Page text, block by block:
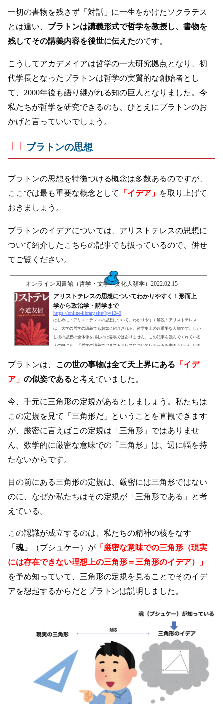
一切の書物を残さず「対話」に一生をかけたソクラテス
とは違い、 プラトンは講義形式で哲学を教授し、書物を
残してその講義内容を後世に伝えたのです。
こうしてアカデメイアは哲学の一大研究拠点となり、初
代学長となったプラトンは哲学の実質的な創始者とし
て、2000年後も語り継がれる知の巨人となりました。今
私たちが哲学を研究できるのも、ひとえにプラトンのお
かげと言っていいでしょう。
プラトンの思想
プラトンの思想を特徴づける概念は多数あるのですが、
ここでは最も重要な概念として
「イデア」 を取り上げて
おきましょう。
プラトンのイデアについては、アリストテレスの思想に
ついて紹介したこちらの記事でも扱っているので、併せ
てご覧ください。
オンライン図書館（哲学・文学・文化人類学）2022.02.15
アリストテレスの思想についてわかりやすく！形而上
学から政治学・詩学まで
https://online-library.site/?p=1249
はじめに：アリストテレスの思想について、わかりやすく解説！アリストテレス
は、大学の哲学の講義でも頻繁に紹介される、哲学史上の超重要な人物です。しか
し彼の思想の全体像を掴むのは容易ではありません。この記事を読んでくれている
人の中にも、「哲学の講義でアリストテレスについてレポートを書きたいが、いき
人たちのために、今回はアリストテレスの思想について網羅的に・わかりやすくま
プラトンは、 この世の事物は全て天上界にある 「イデ
ア」の似姿であると考えていました。
今、手元に三角形の定規があるとしましょう。私たちは
この定規を見て「三角形だ」ということを直観できます
が、厳密に言えばこの定規は「三角形」ではありませ
ん。数学的に厳密な意味での「三角形」は、辺に幅を持
たないからです。
目の前にある三角形の定規は、厳密には三角形ではない
のに、なぜか私たちはその定規が「三角形である」と考
えている。
この認識が成立するのは、私たちの精神の核をなす
「魂」
（プシュケー）が 「厳密な意味での三角形（現実
には存在できない理想上の三角形＝三角形のイデア）」
を予め知っていて、三角形の定規を見ることでそのイデ
アを想起するからだとプラトンは説明しました。